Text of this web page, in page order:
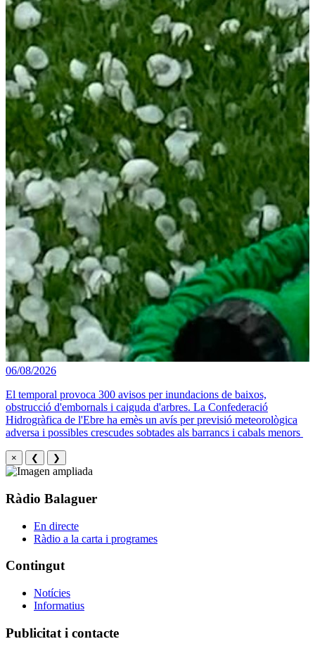
06/08/2026
El temporal provoca 300 avisos per inundacions de baixos,
obstrucció d'embornals i caiguda d'arbres. La Confederació
Hidrogràfica de l'Ebre ha emès un avís per previsió meteorològica
adversa i possibles crescudes sobtades als barrancs i cabals menors
× ❮ ❯
Ràdio Balaguer
En directe
Ràdio a la carta i programes
Contingut
Notícies
Informatius
Publicitat i contacte